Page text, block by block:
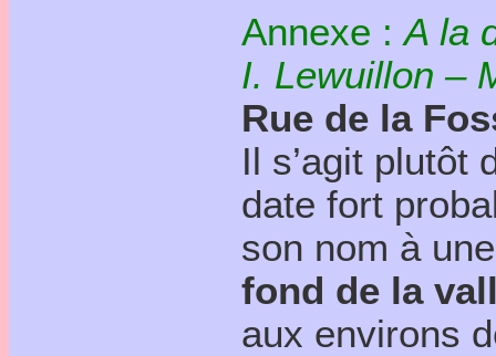
Annexe :A la
I. Lewuillon –
Rue de la
Il s’agit plutôt
date fort
son nom à
fond de la
aux environs